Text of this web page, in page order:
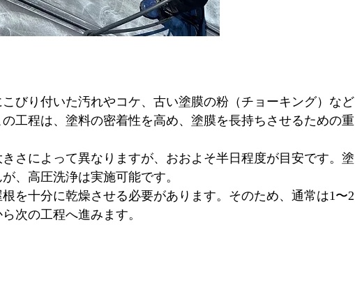
びり付いた汚れやコケ、古い塗膜の粉（チョーキング）など
工程は、塗料の密着性を高め、塗膜を長持ちさせるための重
さによって異なりますが、おおよそ半日程度が目安です。塗
、高圧洗浄は実施可能です。
を十分に乾燥させる必要があります。そのため、通常は1〜2
次の工程へ進みます。